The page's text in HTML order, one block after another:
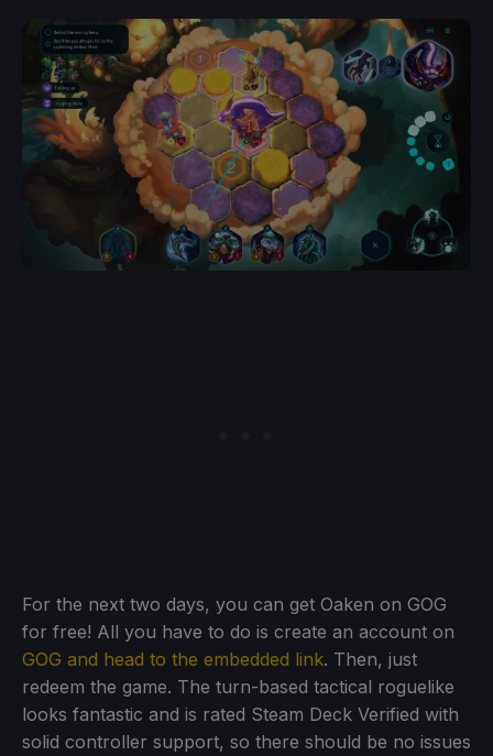
For the next two days, you can get Oaken on GOG
for free! All you have to do is create an account on
GOG and head to the embedded link. Then, just
redeem the game. The turn-based tactical roguelike
looks fantastic and is rated Steam Deck Verified with
solid controller support, so there should be no issues